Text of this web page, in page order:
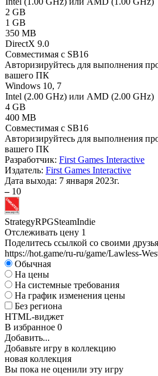
2 GB
1 GB
350 MB
DirectX 9.0
Совместимая с SB16
Авторизируйтесь для выполнения
вашего ПК
Windows 10, 7
Intel (2.00 GHz) или AMD (2.00 GHz)
4 GB
400 MB
Совместимая с SB16
Авторизируйтесь для выполнения
вашего ПК
Разработчик: First Games Interactive
Издатель: First Games Interactive
Дата выхода: 7 января 2023г.
– 10
StrategyRPGSteamIndie
Отслеживать цену 1
Поделитесь ссылкой со своими
https://hot.game/ru-ru/game/Lawless-
Обычная
На цены
На системные требования
На график изменения цены
Без региона
HTML-виджет
В избранное 0
Добавить...
Добавьте игру в коллекцию
новая коллекция
Вы пока не оценили эту игру